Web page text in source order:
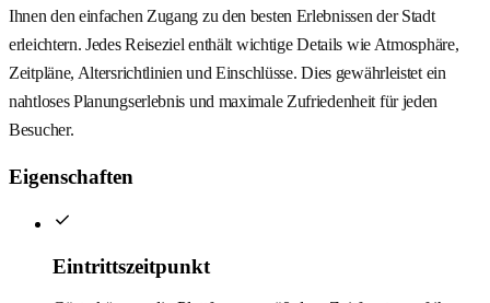
Ihnen den einfachen Zugang zu den besten Erlebnissen der Stadt
erleichtern. Jedes Reiseziel enthält wichtige Details wie Atmosphäre,
Zeitpläne, Altersrichtlinien und Einschlüsse. Dies gewährleistet ein
nahtloses Planungserlebnis und maximale Zufriedenheit für jeden
Besucher.
Eigenschaften
Eintrittszeitpunkt